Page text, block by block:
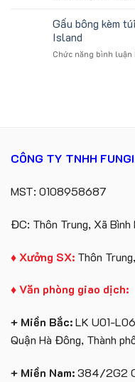
Gấu bông kèm
Island
Chức năng bình luận
CÔNG TY TNHH
MST: 0108958687
ĐC: Thôn Trung, Xã Bình
♦ Xưởng SX: Thôn
♦ Văn phòng giao dịch:
+ Miền Bắc:LK U01-
Quận Hà Đông, Thành
+ Miền Nam:384/2G2